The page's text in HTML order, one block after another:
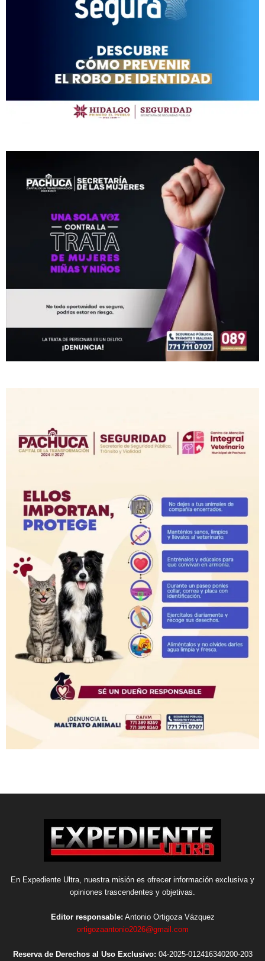
En Expediente Ultra, nuestra misión es ofrecer información exclusiva y
opiniones trascendentes y objetivas.
Editor responsable: Antonio Ortigoza Vázquez
ortigozaantonio2026@gmail.com
Reserva de Derechos al Uso Exclusivo: 04-2025-012416340200-203